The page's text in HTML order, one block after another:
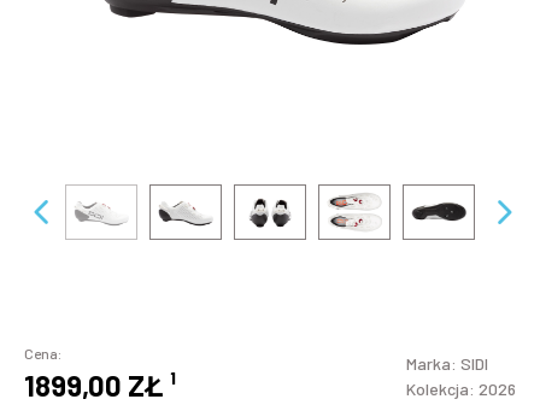
Cena:
1899,00 ZŁ ¹
Marka: SIDI
Kolekcja: 2026